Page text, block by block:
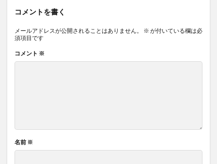
コメントを書く
メールアドレスが公開されることはありません。 ※ が付いている欄は必
須項目です
コメント ※
名前 ※